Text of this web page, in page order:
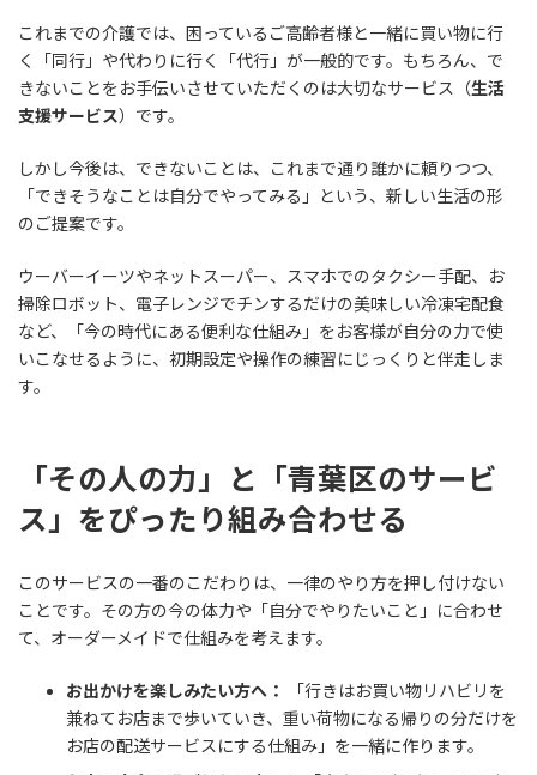
これまでの介護では、困っているご高齢者様と一緒に買い物に行
く「同行」や代わりに行く「代行」が一般的です。もちろん、で
きないことをお手伝いさせていただくのは大切なサービス（生活
支援サービス）です。
しかし今後は、できないことは、これまで通り誰かに頼りつつ、
「できそうなことは自分でやってみる」という、新しい生活の形
のご提案です。
ウーバーイーツやネットスーパー、スマホでのタクシー手配、お
掃除ロボット、電子レンジでチンするだけの美味しい冷凍宅配食
など、「今の時代にある便利な仕組み」をお客様が自分の力で使
いこなせるように、初期設定や操作の練習にじっくりと伴走しま
す。
「その人の力」と「青葉区のサービ
ス」をぴったり組み合わせる
このサービスの一番のこだわりは、一律のやり方を押し付けない
ことです。その方の今の体力や「自分でやりたいこと」に合わせ
て、オーダーメイドで仕組みを考えます。
お出かけを楽しみたい方へ：
「行きはお買い物リハビリを
兼ねてお店まで歩いていき、重い荷物になる帰りの分だけを
お店の配送サービスにする仕組み」を一緒に作ります。